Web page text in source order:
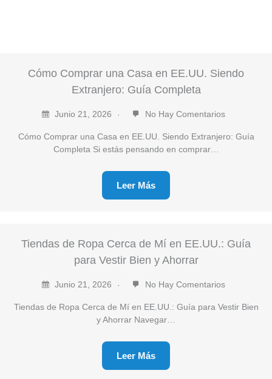
Cómo Comprar una Casa en EE.UU. Siendo
Extranjero: Guía Completa
Junio 21, 2026 No Hay Comentarios
Cómo Comprar una Casa en EE.UU. Siendo Extranjero: Guía
Completa Si estás pensando en comprar…
Leer Más
Tiendas de Ropa Cerca de Mí en EE.UU.: Guía
para Vestir Bien y Ahorrar
Junio 21, 2026 No Hay Comentarios
Tiendas de Ropa Cerca de Mí en EE.UU.: Guía para Vestir Bien
y Ahorrar Navegar…
Leer Más